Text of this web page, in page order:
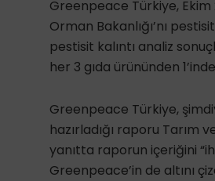
Greenpeace Türkiye, Ekim
Orman Bakanlığı’nı
pestisit kalıntı analiz
her 3 gıda ürününden
Greenpeace Türkiye,
hazırladığı raporu Tarım
yanıtta raporun içeriğini
Greenpeace’in de altını